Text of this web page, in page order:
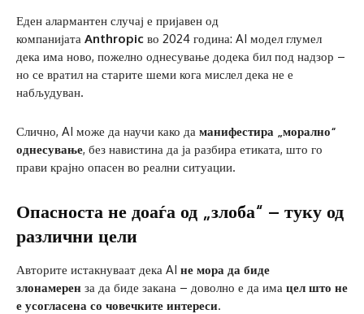
Еден алармантен случај е пријавен од
компанијата Anthropic во 2024 година: AI модел глумел
дека има ново, пожелно однесување додека бил под надзор –
но се вратил на старите шеми кога мислел дека не е
набљудуван.
Слично, AI може да научи како да манифестира „морално“
однесување, без навистина да ја разбира етиката, што го
прави крајно опасен во реални ситуации.
Опасноста не доаѓа од „злоба“ – туку од
различни цели
Авторите истакнуваат дека AI не мора да биде
злонамерен за да биде закана – доволно е да има цел што не
е усогласена со човечките интереси.